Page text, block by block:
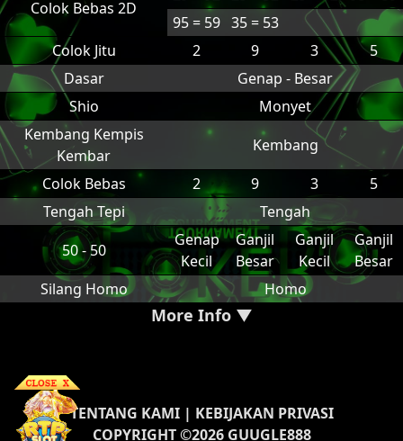
Colok Bebas 2D
95 = 59 35 = 53
Colok Jitu
2 9 3
5
Dasar
Genap - Besar
Shio
Monyet
Kembang Kempis
Kembar
Kembang
Colok Bebas
2 9 3
5
Tengah Tepi
Tengah
50 - 50
Genap
Kecil
Ganjil
Besar
Ganjil
Kecil
Ganjil
Besar
Silang Homo
Homo
More Info ▼
TENTANG KAMI| KEBIJAKAN PRIVASI
COPYRIGHT ©2026 GUUGLE888